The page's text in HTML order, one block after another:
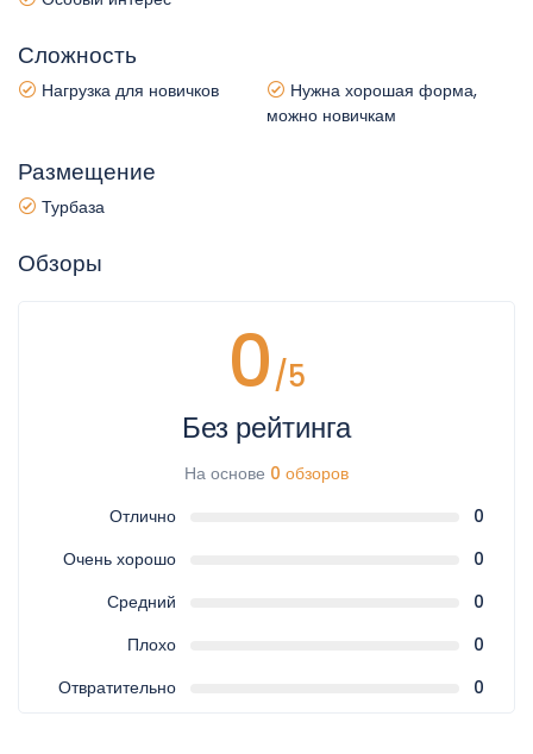
Сложность
Нагрузка для новичков
Нужна хорошая форма,
можно новичкам
Размещение
Турбаза
Обзоры
0/5
Без рейтинга
На основе 0 обзоров
Отлично
0
Очень хорошо
0
Средний
0
Плохо
0
Отвратительно
0